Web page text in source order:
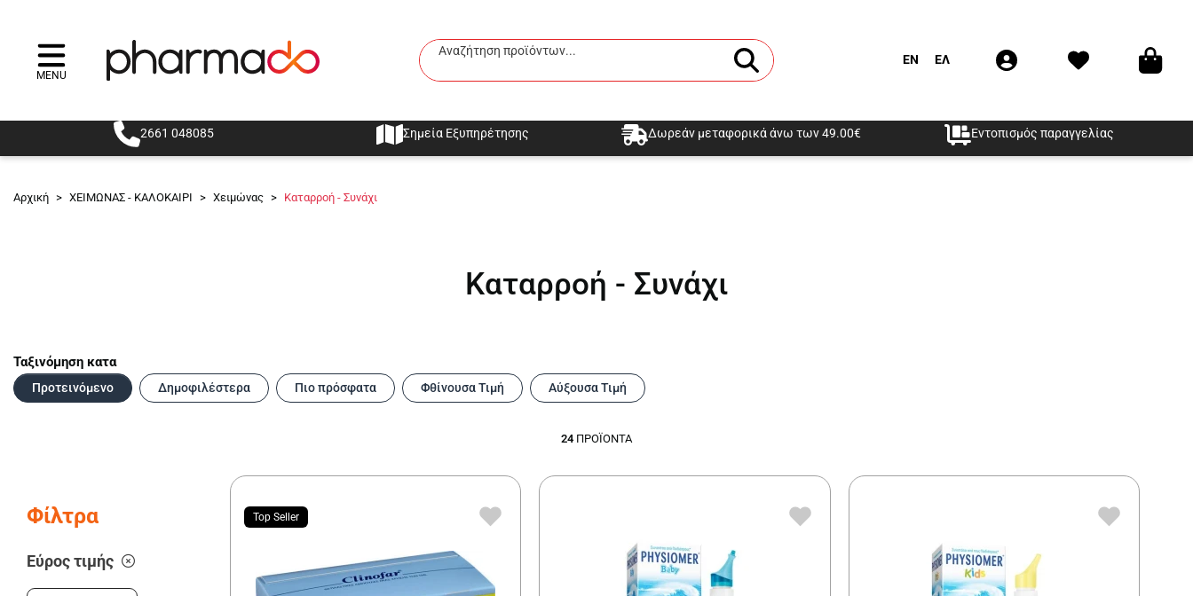
Menu
MENU
Αναζήτηση προϊόντων...
EN ΕΛ
2661 048085 Σημεία Εξυπηρέτησης Δωρεάν μεταφορικά άνω των 49.00€ Εντοπισμός παραγγελίας
Αναζήτηση
Αρχική > ΧΕΙΜΩΝΑΣ - ΚΑΛΟΚΑΙΡΙ > Χειμώνας > Καταρροή - Συνάχι
Καταρροή - Συνάχι
Ταξινόμηση κατα
Προτεινόμενο Δημοφιλέστερα Πιο πρόσφατα Φθίνουσα Τιμή Αύξουσα Τιμή
24 ΠΡΟΪΌΝΤΑ
Φίλτρα
Εύρος τιμής
Top Seller